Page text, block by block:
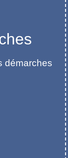
démarches